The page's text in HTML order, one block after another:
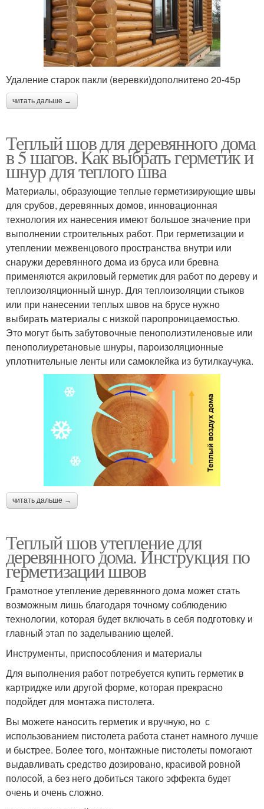
Удаление старок пакли (веревки)дополнитено 20-45р
читать дальше →
Теплый шов для деревянного дома
в 5 шагов. Как выбрать герметик и
шнур для теплого шва
Материалы, образующие теплые герметизирующие швы
для срубов, деревянных домов, инновационная
технология их нанесения имеют большое значение при
выполнении строительных работ. При герметизации и
утеплении межвенцового пространства внутри или
снаружи деревянного дома из бруса или бревна
применяются акриловый герметик для работ по дереву и
теплоизоляционный шнур. Для теплоизоляции стыков
или при нанесении теплых швов на брусе нужно
выбирать материалы с низкой паропроницаемостью.
Это могут быть забутовочные пенополиэтиленовые или
пенополиуретановые шнуры, пароизоляционные
уплотнительные ленты или самоклейка из бутилкаучука.
читать дальше →
Теплый шов утепление для
деревянного дома. Инструкция по
герметизации швов
Грамотное утепление деревянного дома может стать
возможным лишь благодаря точному соблюдению
технологии, которая будет включать в себя подготовку и
главный этап по заделыванию щелей.
Инструменты, приспособления и материалы
Для выполнения работ потребуется купить герметик в
картридже или другой форме, которая прекрасно
подойдет для монтажа пистолета.
Вы можете наносить герметик и вручную, но с
использованием пистолета работа станет намного лучше
и быстрее. Более того, монтажные пистолеты помогают
выдавливать средство дозировано, красивой ровной
полосой, а без него добиться такого эффекта будет
очень и очень сложно.